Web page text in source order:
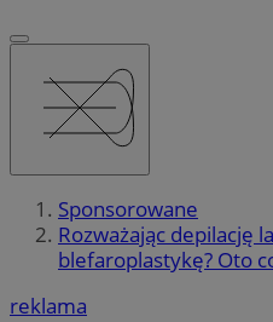
Sponsorowane
Rozważając depilację
blefaroplastykę? Oto
reklama